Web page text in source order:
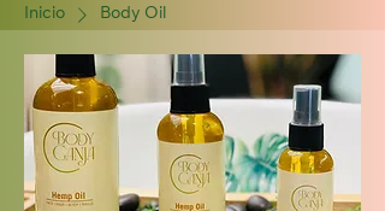
Inicio Body Oil